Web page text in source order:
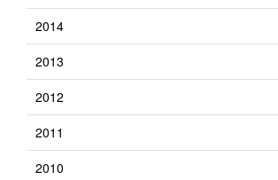
2014
2013
2012
2011
2010